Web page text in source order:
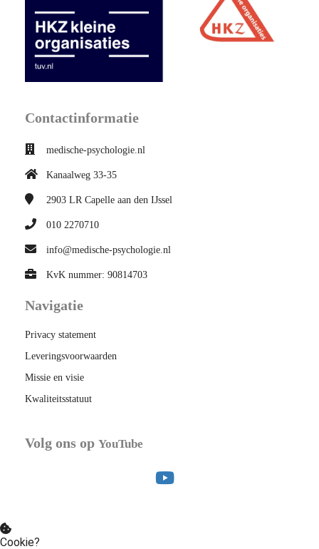
Contactinformatie
medische-psychologie.nl
Kanaalweg 33-35
2903 LR Capelle aan den IJssel
010 2270710
info@medische-psychologie.nl
KvK nummer: 90814703
Navigatie
Privacy statement
Leveringsvoorwaarden
Missie en visie
Kwaliteitsstatuut
Volg ons op YouTube
Cookie?